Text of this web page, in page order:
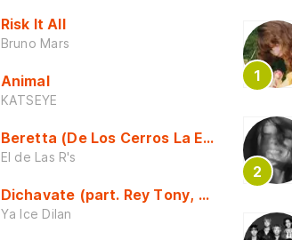
Risk It All
Bruno Mars
Animal
KATSEYE
Beretta (De Los Cerros La Escuela)
El de Las R's
Dichavate (part. Rey Tony, Dj Honda y
Ya Ice Dilan